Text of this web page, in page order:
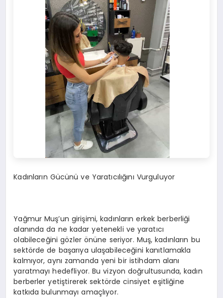
Kadınların Gücünü ve Yaratıcılığını Vurguluyor
Yağmur Muş’un girişimi, kadınların erkek berberliği
alanında da ne kadar yetenekli ve yaratıcı
olabileceğini gözler önüne seriyor. Muş, kadınların bu
sektörde de başarıya ulaşabileceğini kanıtlamakla
kalmıyor, aynı zamanda yeni bir istihdam alanı
yaratmayı hedefliyor. Bu vizyon doğrultusunda, kadın
berberler yetiştirerek sektörde cinsiyet eşitliğine
katkıda bulunmayı amaçlıyor.